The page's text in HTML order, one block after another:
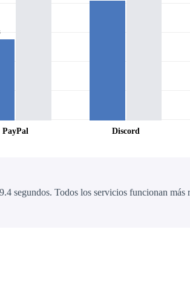
PayPal Discord
segundos. Todos los servicios funcionan